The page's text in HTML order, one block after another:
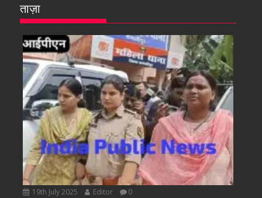
ताज़ा
19th July 2025 Editor 0